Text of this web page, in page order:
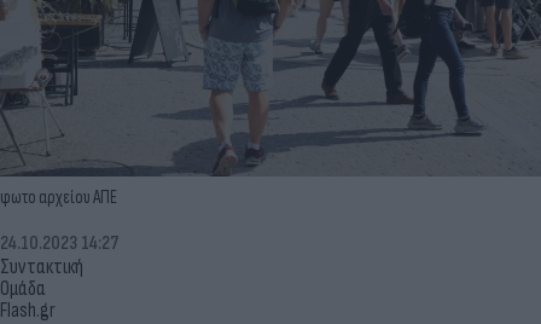
φωτο αρχείου ΑΠΕ
Συντακτική
Ομάδα
Flash.gr
24.10.2023 14:27